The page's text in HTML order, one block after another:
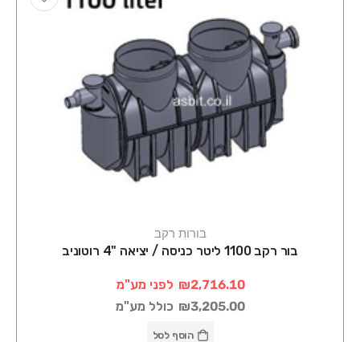
בורות רקב
בור רקב 1100 ליטר כניסה / יציאה "4 רוטוניב
₪2,716.10 לפני מע"מ
₪3,205.00 כולל מע"מ
הוסף לסל